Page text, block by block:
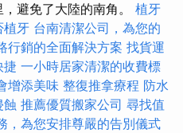
避免了大陸的南角。 植牙
植牙 台南清潔公司，為您的
行銷的全面解決方案 找貨運
捷 一小時居家清潔的收費標
增添美味 整復推拿療程 防水
蝕 推薦優質搬家公司 尋找值
，為您安排尊嚴的告別儀式